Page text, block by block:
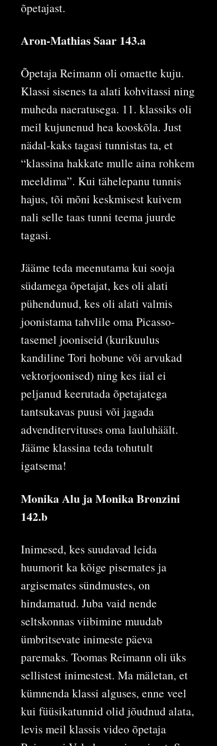
õpetajast.
Aron-Mathias Saar 143.a
Õpetaja Reimann oli omaette kuju.
Klassi sisenes ta alati kohvitassi ning
muheda naeratusega. 11. klassiks oli
meil kujunenud hea kooskõla. Just
nädal-kaks tagasi tunnistas ta, et
“klassina hakkate mulle aina rohkem
meeldima”. Kui tähelepanu tunnis
hajus, tõi mõni keskmisest kuivem
nali selle taas tunni teema juurde
tagasi.
Jääme teda meenutama kui sooja
südamega õpetajat, kes oli alati
pühendunud, kes oli alati valmis
joonistama tahvlile oma Picasso-
tasemel jooniseid (kurikuulus
kandiline Tori hobune või arvukad
vektorjoonised) ning kes iial ei
peljanud keerutada õpetajatega
tantsukavas puusi või jagada
advenditervituses oma lauluhäält.
Jääme klassina teda tohutult
igatsema!
Monika Alu ja Monika Bronzini
142.b
Inimesed, kes suudavad leida
huumorit ka kõige pisemates ja
argisemates sündmustes, on
hindamatud. Juba vaid nende
seltskonnas viibimine muudab
ümbritsevate inimeste päeva
paremaks. Toomas Reimann oli üks
sellistest inimestest. Ma mäletan, et
kümnenda klassi alguses, enne veel
kui füüsikatunnid olid jõudnud alata,
levis meil klassis video õpetaja